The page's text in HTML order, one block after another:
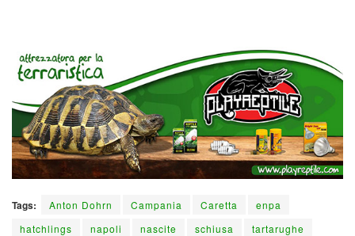
Tags: Anton Dohrn Campania Caretta
enpa
hatchlings
napoli nascite schiusa
tartarughe